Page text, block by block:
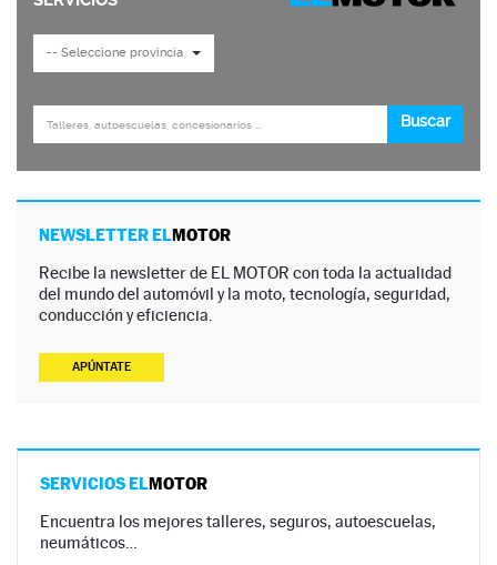
NEWSLETTER ELMOTOR
Recibe la newsletter de EL MOTOR con toda la actualidad
del mundo del automóvil y la moto, tecnología, seguridad,
conducción y eficiencia.
APÚNTATE
SERVICIOS ELMOTOR
Encuentra los mejores talleres, seguros, autoescuelas,
neumáticos…